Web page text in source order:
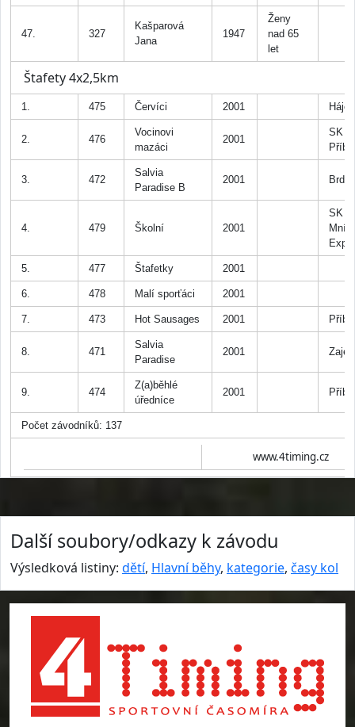
47. 327
Kašparová
Jana
1947
Ženy
nad 65
let
Štafety 4x2,5km
1. 475 Červíci 2001 Háje
2. 476
Vocinovi
mazáci
2001
SK
3. 472
Salvia
Paradise B
2001 Brdy
4. 479 Školní 2001
SK
5. 477 Štafetky 2001
6. 478 Malí sporťáci 2001
7. 473 Hot Sausages 2001
8. 471
Salvia
Paradise
2001
9. 474
Z(a)běhlé
úředníce
2001
Počet závodníků: 137
www.4timing.cz
Další soubory/odkazy k závodu
Výsledková listiny: dětí, Hlavní běhy, kategorie, časy kol